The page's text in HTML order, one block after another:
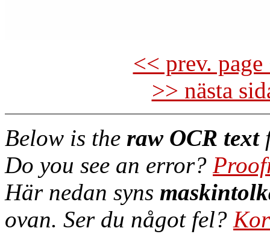
<< prev.
>> nästa
Below is the raw OCR text
Do you see an error?
Här nedan syns
ovan. Ser du något fel?